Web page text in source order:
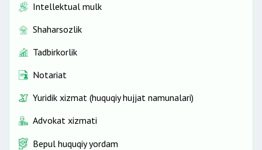
Intellektual mulk
Shaharsozlik
Tadbirkorlik
Notariat
Yuridik xizmat (huquqiy hujjat namunalari)
Advokat xizmati
Bepul huquqiy yordam